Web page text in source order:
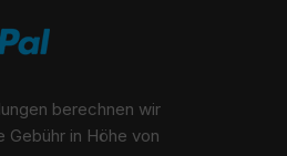
berechnen wir
Gebühr in Höhe von